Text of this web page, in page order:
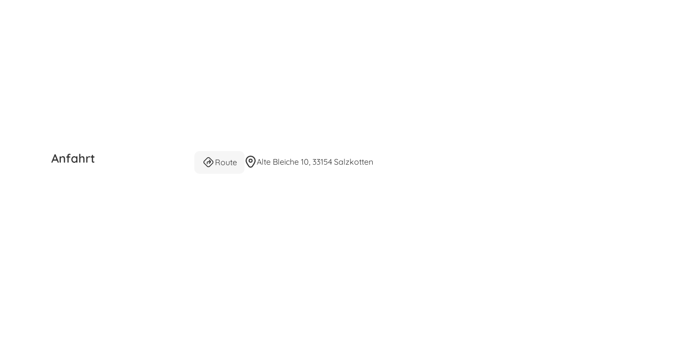
Anfahrt Route Alte Bleiche 10, 33154 Salzkotten